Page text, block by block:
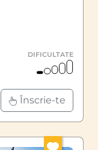
DIFICULTATE
Înscrie-te